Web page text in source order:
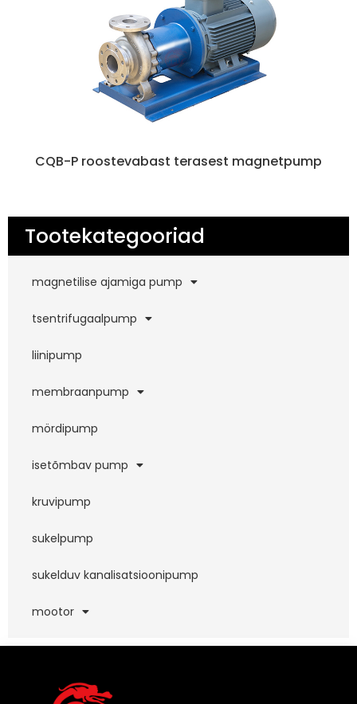
Tootekategooriad
magnetilise ajamiga pump
tsentrifugaalpump
liinipump
membraanpump
mördipump
isetõmbav pump
kruvipump
sukelpump
sukelduv kanalisatsioonipump
mootor
CQB-P roostevabast terasest magnetpump